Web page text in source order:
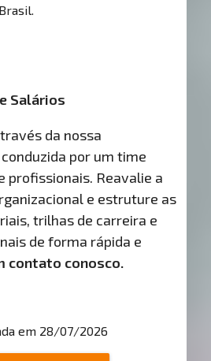
Salários
da nossa
por um time
profissionais. Reavalie a
e estruture as
trilhas de carreira e
de forma rápida e
contato conosco.
em 28/07/2026